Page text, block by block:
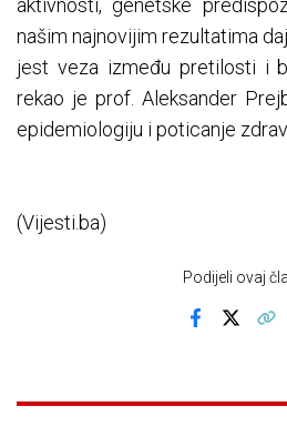
aktivnosti, genetske
našim najnovijim rezultatima
jest veza između pretilosti i
rekao je prof. Aleksander
epidemiologiju i poticanje
(Vijesti.ba)
Podijeli ovaj